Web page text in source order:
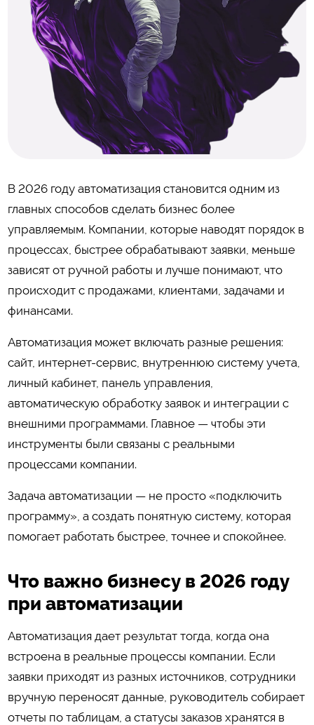
В 2026 году автоматизация становится одним из
главных способов сделать бизнес более
управляемым. Компании, которые наводят порядок в
процессах, быстрее обрабатывают заявки, меньше
зависят от ручной работы и лучше понимают, что
происходит с продажами, клиентами, задачами и
финансами.
Автоматизация может включать разные решения:
сайт, интернет-сервис, внутреннюю систему учета,
личный кабинет, панель управления,
автоматическую обработку заявок и интеграции с
внешними программами. Главное — чтобы эти
инструменты были связаны с реальными
процессами компании.
Задача автоматизации — не просто «подключить
программу», а создать понятную систему, которая
помогает работать быстрее, точнее и спокойнее.
Что важно бизнесу в 2026 году
при автоматизации
Автоматизация дает результат тогда, когда она
встроена в реальные процессы компании. Если
заявки приходят из разных источников, сотрудники
вручную переносят данные, руководитель собирает
отчеты по таблицам, а статусы заказов хранятся в